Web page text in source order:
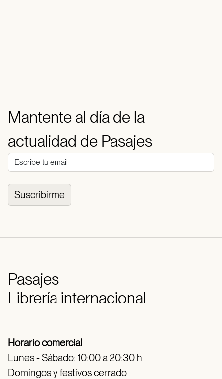
Mantente al día de la
actualidad de Pasajes
Suscribirme
Pasajes
Librería internacional
Horario comercial
Lunes - Sábado: 10:00 a 20:30 h
Domingos y festivos cerrado